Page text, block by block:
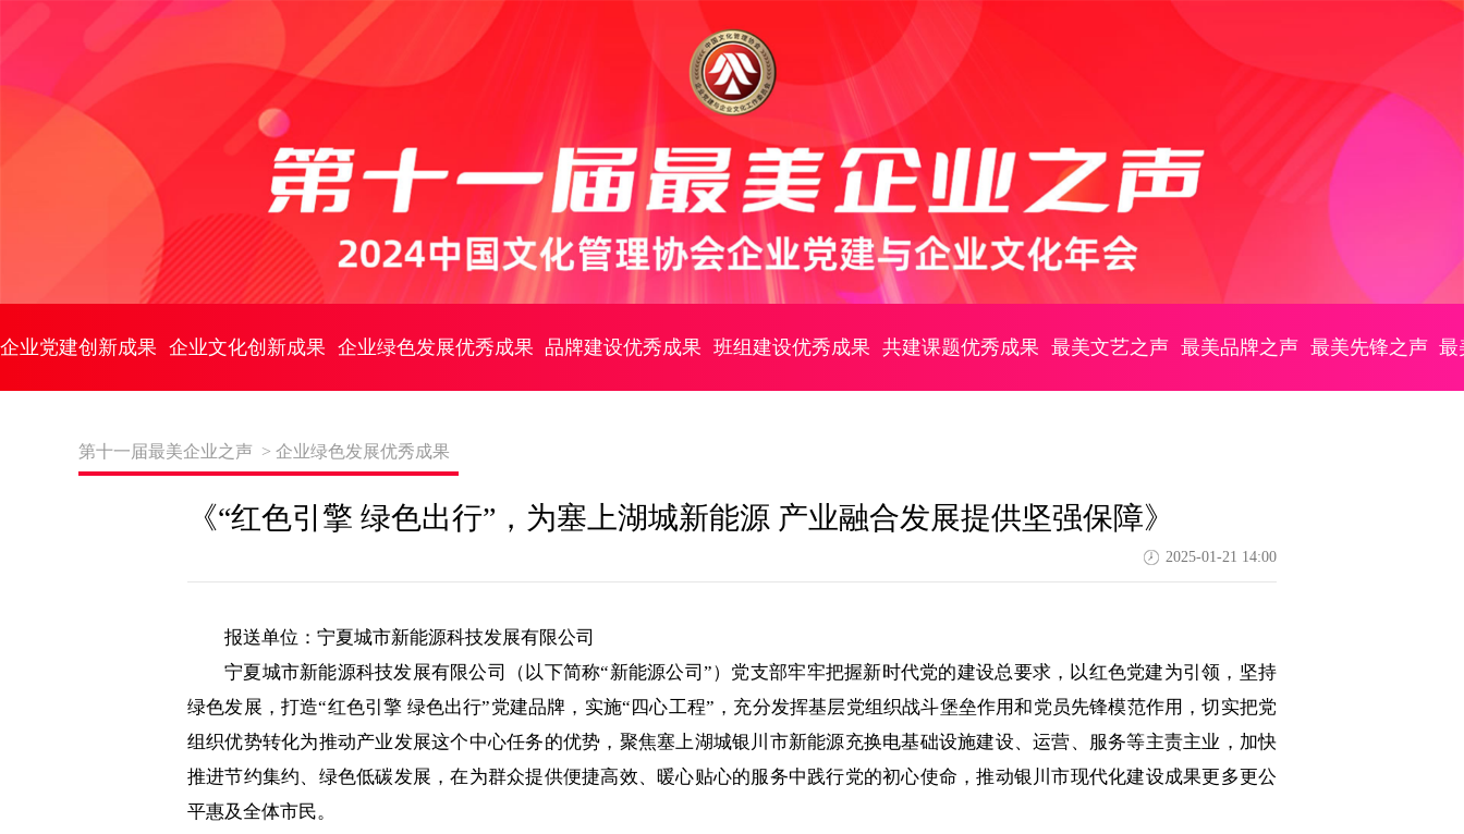
企业党建创新成果 企业文化创新成果 企业绿色发展优秀成果 品牌建设优秀成果 班组建设优秀成果 共建课题优秀成果 最美文艺之声 最美品牌之声 最美先锋之声 最
第十一届最美企业之声 > 企业绿色发展优秀成果
《“红色引擎 绿色出行”，为塞上湖城新能源 产业融合发展提供坚强保障》
2025-01-21 14:00
报送单位：宁夏城市新能源科技发展有限公司
宁夏城市新能源科技发展有限公司（以下简称“新能源公司”）党支部牢牢把握新时代党的建设总要求，以红色党建为引领，坚持
绿色发展，打造“红色引擎 绿色出行”党建品牌，实施“四心工程”，充分发挥基层党组织战斗堡垒作用和党员先锋模范作用，切实把党
组织优势转化为推动产业发展这个中心任务的优势，聚焦塞上湖城银川市新能源充换电基础设施建设、运营、服务等主责主业，加快
推进节约集约、绿色低碳发展，在为群众提供便捷高效、暖心贴心的服务中践行党的初心使命，推动银川市现代化建设成果更多更公
平惠及全体市民。